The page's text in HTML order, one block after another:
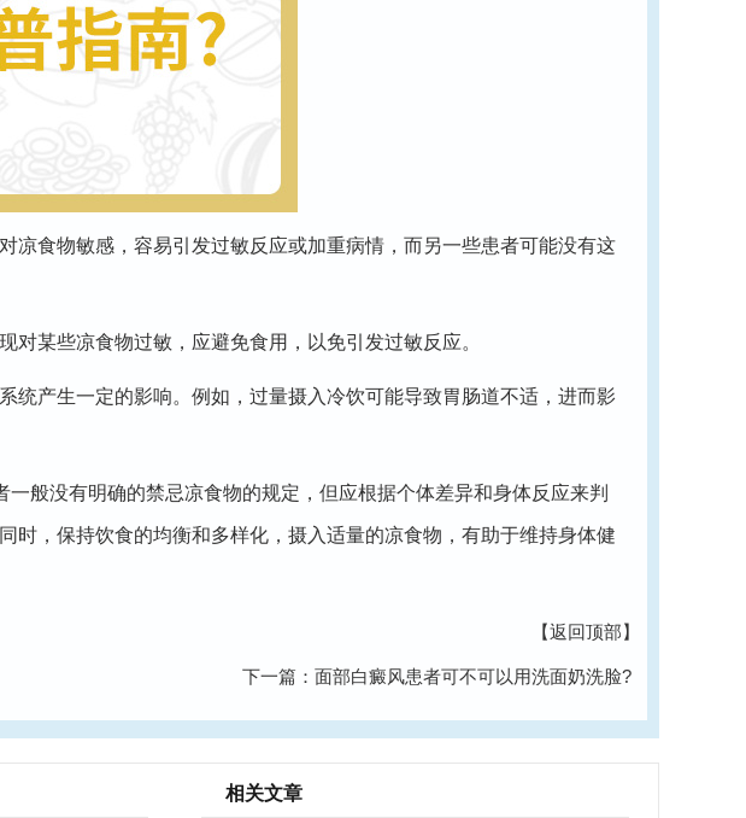
凉食物敏感，容易引发过敏反应或加重病情，而另一些患者可能没有这
某些凉食物过敏，应避免食用，以免引发过敏反应。
统产生一定的影响。例如，过量摄入冷饮可能导致胃肠道不适，进而影
一般没有明确的禁忌凉食物的规定，但应根据个体差异和身体反应来判
时，保持饮食的均衡和多样化，摄入适量的凉食物，有助于维持身体健
【返回顶部】
下一篇： 面部白癜风患者可不可以用洗面奶洗脸?
相关文章